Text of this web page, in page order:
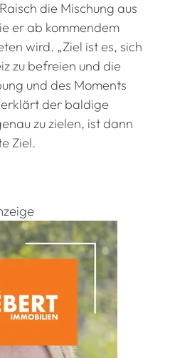
die Mischung aus
er ab kommendem
wird. „Ziel ist es, sich
zu befreien und die
und des Moments
der baldige
zu zielen, ist dann
Ziel.